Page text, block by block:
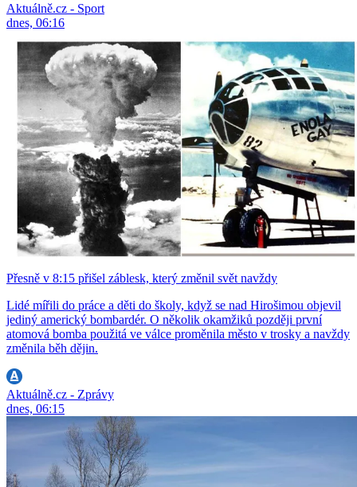
Aktuálně.cz - Sport
dnes, 06:16
Přesně v 8:15 přišel záblesk, který změnil svět navždy
Lidé mířili do práce a děti do školy, když se nad Hirošimou objevil
jediný americký bombardér. O několik okamžiků později první
atomová bomba použitá ve válce proměnila město v trosky a navždy
změnila běh dějin.
Aktuálně.cz - Zprávy
dnes, 06:15